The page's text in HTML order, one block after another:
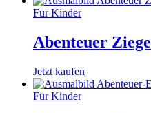
Für Kinder
Abenteuer Ziege
Jetzt kaufen
Für Kinder